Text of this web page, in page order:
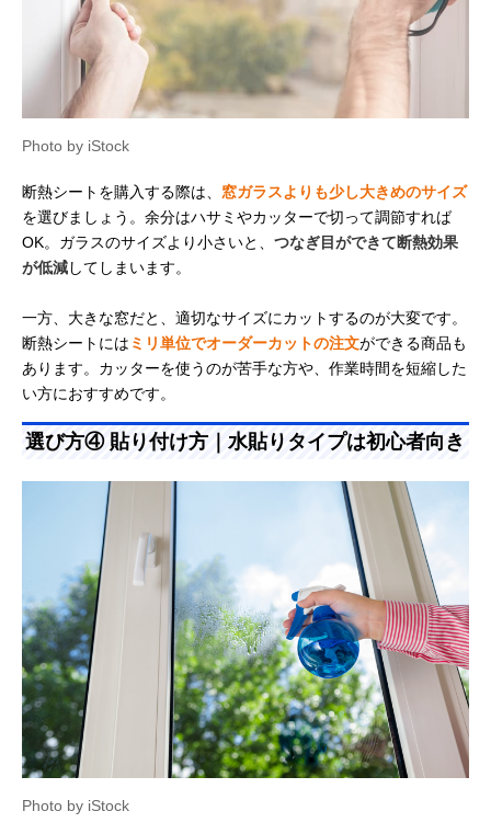
Photo by iStock
断熱シートを購入する際は、 窓ガラスよりも少し大きめのサイズ
を選びましょう。余分はハサミやカッターで切って調節すれば
OK。ガラスのサイズより小さいと、 つなぎ目ができて断熱効果
が低減してしまいます。
一方、大きな窓だと、適切なサイズにカットするのが大変です。
断熱シートには ミリ単位でオーダーカットの注文ができる商品も
あります。カッターを使うのが苦手な方や、作業時間を短縮した
い方におすすめです。
選び方④ 貼り付け方｜水貼りタイプは初心者向き
Photo by iStock